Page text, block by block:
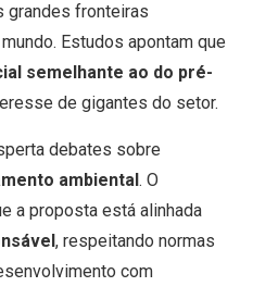
grandes fronteiras
Estudos apontam que
semelhante ao do pré-
de gigantes do setor.
debates sobre
ambiental . O
a proposta está alinhada
, respeitando normas
com